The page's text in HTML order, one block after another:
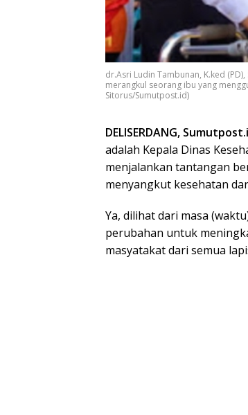
dr.Asri Ludin Tambunan, K.ked
merangkul seorang ibu yang
Sitorus/Sumutpost.id)
DELISERDANG,
adalah Kepala Dinas
menjalankan tantangan
menyangkut kesehatan
Ya, dilihat dari masa
perubahan untuk
masyatakat dari semua